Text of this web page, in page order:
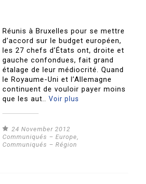
Réunis à Bruxelles pour se mettre
d’accord sur le budget européen,
les 27 chefs d’États ont, droite et
gauche confondues, fait grand
étalage de leur médiocrité. Quand
le Royaume-Uni et l’Allemagne
continuent de vouloir payer moins
que les aut..Voir plus
24 November 2012
Communiqués – Europe,
Communiqués – Région